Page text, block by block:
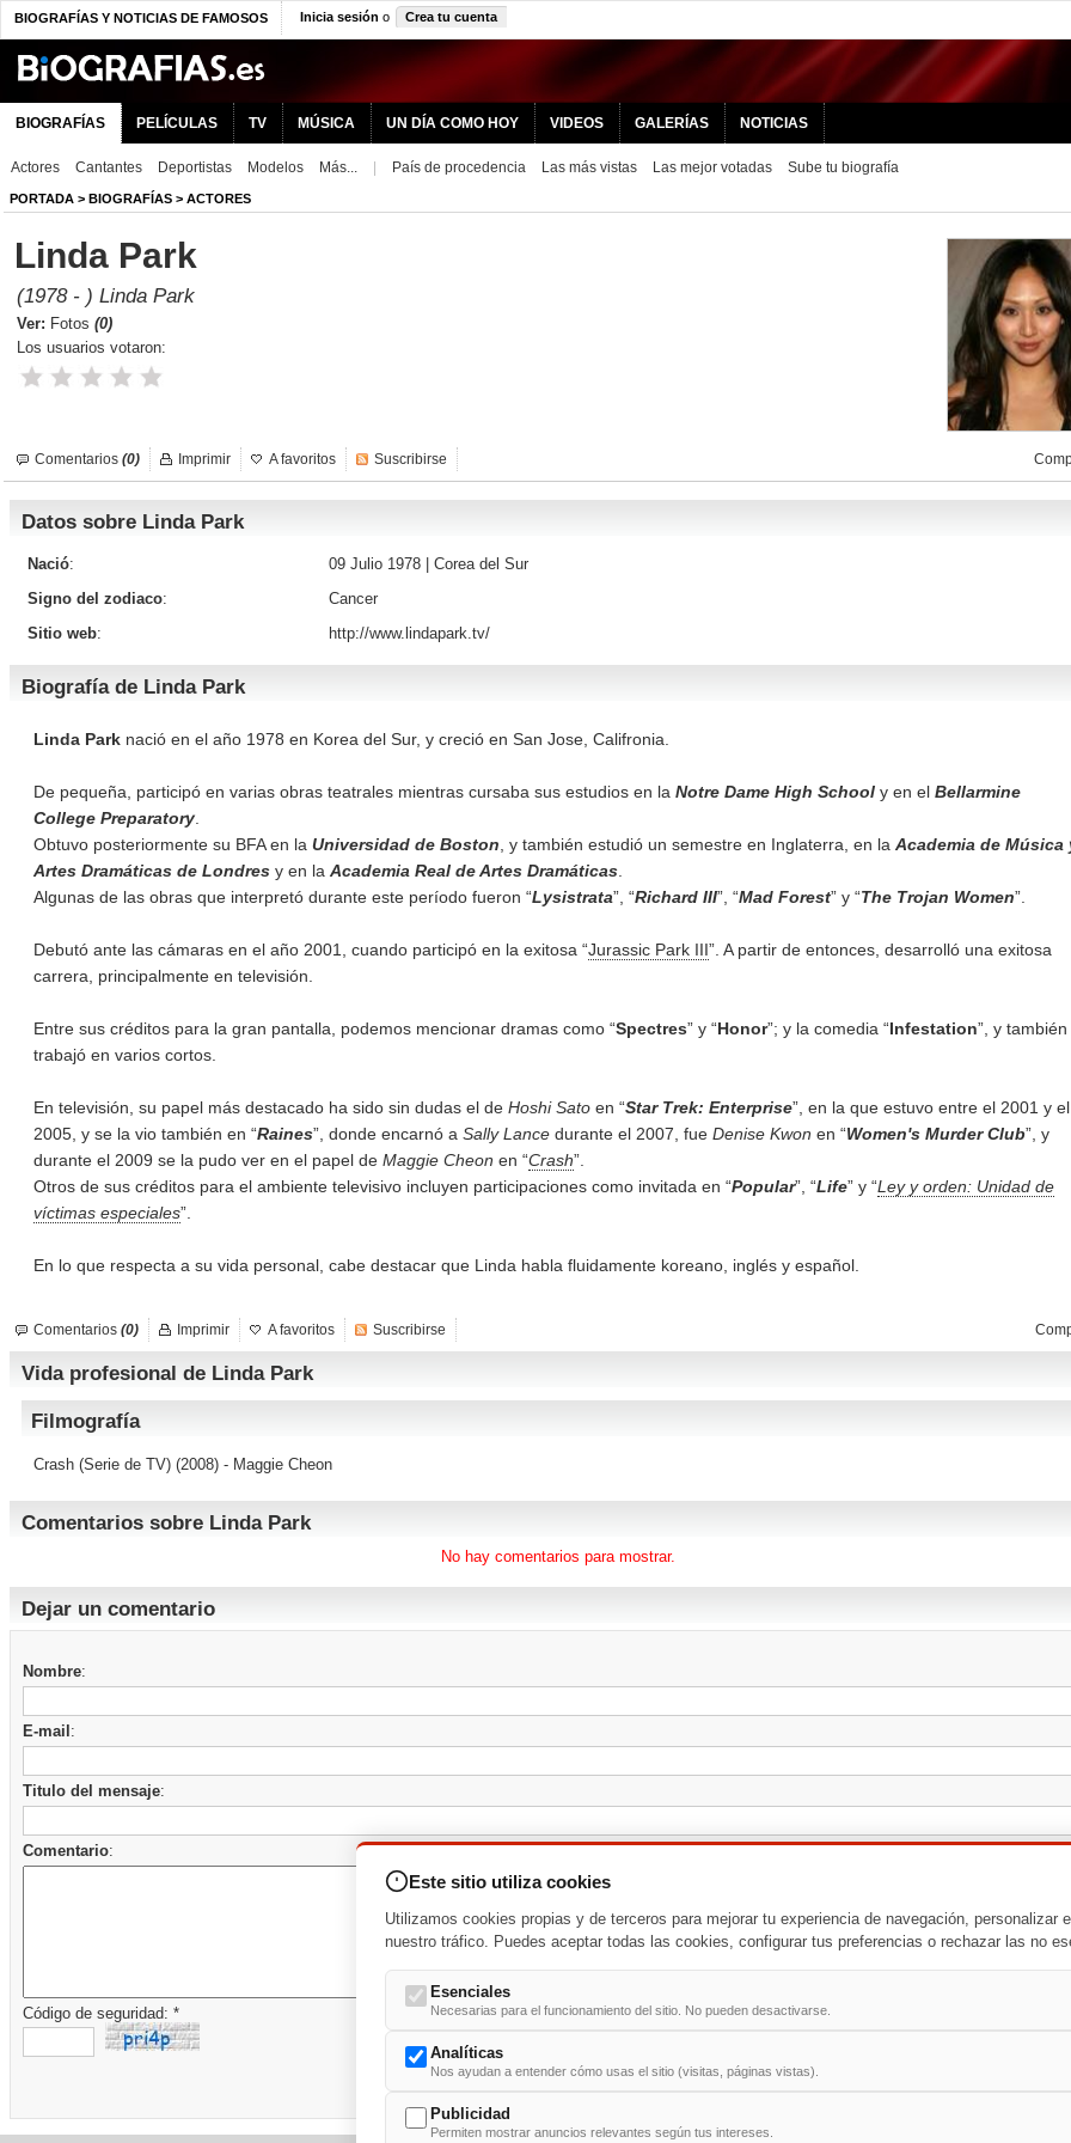
BIOGRAFÍAS Y NOTICIAS DE FAMOSOS Inicia sesión o Crea tu cuenta
BIOGRAFÍAS PELÍCULAS TV MÚSICA UN DÍA COMO HOY VIDEOS GALERÍAS NOTICIAS
Actores Cantantes Deportistas Modelos Más... País de procedencia Las más vistas Las mejor votadas Sube tu biografía
PORTADA > BIOGRAFÍAS > ACTORES
Linda Park
(1978 - ) Linda Park
Ver: Fotos (0)
Los usuarios votaron:
Comentarios (0) Imprimir A favoritos Suscribirse
Datos sobre Linda Park
Nació: 09 Julio 1978 | Corea del Sur
Signo del zodiaco:
Cancer
Sitio web: http://www.lindapark.tv/
Biografía de Linda Park
Linda Park nació en el año 1978 en Korea del Sur, y creció en San Jose, Califronia.
De pequeña, participó en varias obras teatrales mientras cursaba sus estudios en la Notre Dame High School y en el Bellarmine
College Preparatory
Obtuvo posteriormente su BFA en la Universidad de Boston , y también estudió un semestre en Inglaterra, en la Academia de Música
Artes Dramáticas de Londres y en la Academia Real de Artes Dramáticas
Algunas de las obras que interpretó durante este período fueron “Lysistrata”, “Richard III”, “Mad Forest” y “The Trojan Women”.
Debutó ante las cámaras en el año 2001, cuando participó en la exitosa “Jurassic Park III”. A partir de entonces, desarrolló una exitosa
carrera, principalmente en televisión.
Entre sus créditos para la gran pantalla, podemos mencionar dramas como “Spectres” y “Honor”; y la comedia “Infestation”, y también
trabajó en varios cortos.
En televisión, su papel más destacado ha sido sin dudas el de Hoshi Sato en “Star Trek: Enterprise”, en la que estuvo entre el 2001 y el
2005, y se la vio también en “Raines”, donde encarnó a Sally Lance durante el 2007, fue Denise Kwon en “Women's Murder Club”, y
durante el 2009 se la pudo ver en el papel de Maggie Cheon en “Crash”.
Otros de sus créditos para el ambiente televisivo incluyen participaciones como invitada en “Popular”, “Life” y “Ley y orden: Unidad de
víctimas especiales”.
En lo que respecta a su vida personal, cabe destacar que Linda habla fluidamente koreano, inglés y español.
Comentarios (0) Imprimir A favoritos Suscribirse
Vida profesional de Linda Park
Filmografía
Crash (Serie de TV) (2008) - Maggie Cheon
Comentarios sobre Linda Park
No hay comentarios para mostrar.
Dejar un comentario
Nombre:
E-mail :
Titulo del mensaje:
Comentario:
Código de seguridad: *
Este sitio utiliza cookies
Utilizamos cookies propias y de terceros para mejorar tu experiencia de navegación, personalizar
nuestro tráfico. Puedes aceptar todas las cookies, configurar tus preferencias o rechazar las no
Esenciales
Necesarias para el funcionamiento del sitio. No pueden desactivarse.
Analíticas
Nos ayudan a entender cómo usas el sitio (visitas, páginas vistas).
Publicidad
Permiten mostrar anuncios relevantes según tus intereses.